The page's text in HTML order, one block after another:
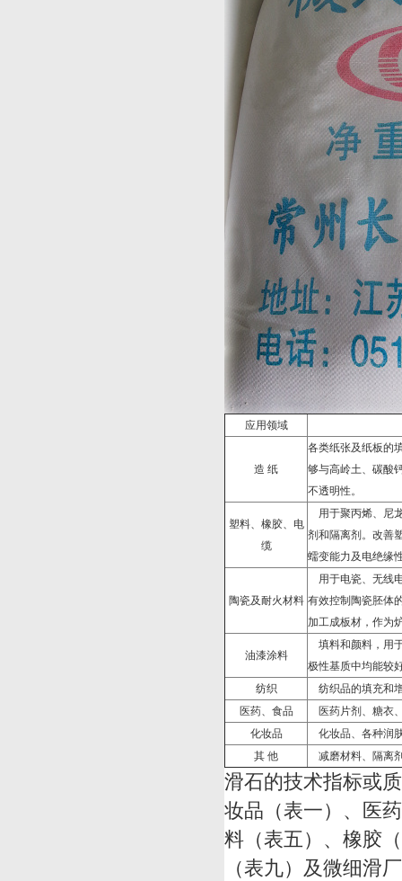
应用领域
造 纸
各类纸张及纸板的
够与高岭土、碳酸
不透明性。
塑料、橡胶、电
缆
用于聚丙烯、尼
剂和隔离剂。改善
蠕变能力及电绝缘
陶瓷及耐火材料
用于电瓷、无线
有效控制陶瓷胚体
加工成板材，作为
油漆涂料
填料和颜料，用
极性基质中均能较
纺织
纺织品的填充和
医药、食品
医药片剂、糖衣
化妆品
化妆品、各种润
其 他
减磨材料、隔离
滑石的技术指标或
妆品（表一）、医
料（表五）、橡胶
（表九）及微细滑